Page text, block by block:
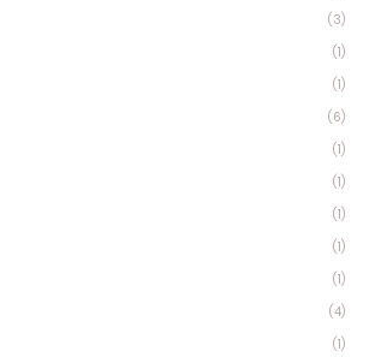
(3)
(1)
(1)
(6)
(1)
(1)
(1)
(1)
(1)
(4)
(1)